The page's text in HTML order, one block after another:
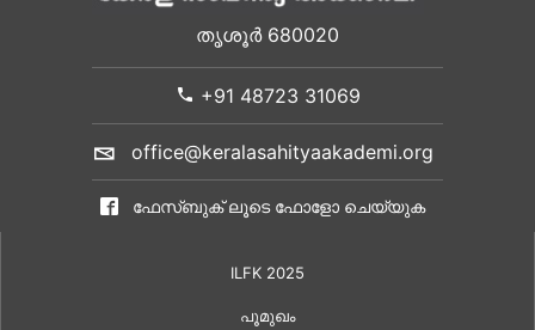
തൃശൂർ 680020
+91 48723 31069
office@keralasahityaakademi.org
ഫേസ്ബുക് ലൂടെ ഫോളോ ചെയ്യുക
ILFK 2025
പൂമുഖം